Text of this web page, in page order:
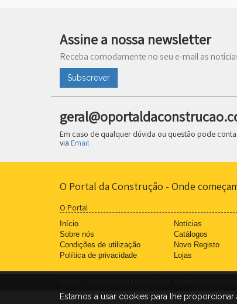
Assine a nossa newsletter
Receba comodamente no seu e-mail as
Subscrever
Em caso de qualquer dúvida ou questão pode
via Email
O Portal da Construção - Onde
O Portal
Início
Sobre nós
Condições de utilização
Política de privacidade
Notícias
Catálogos
Novo Registo
Lojas
Estamos a usar cookies para lhe